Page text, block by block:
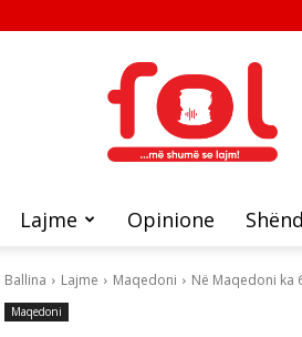
FOL
Lajme Opinione
Ballina Lajme Maqedoni Në Maqedoni ka
Maqedoni